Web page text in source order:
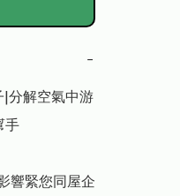
−
|分解空氣中游
手
響緊您同屋企